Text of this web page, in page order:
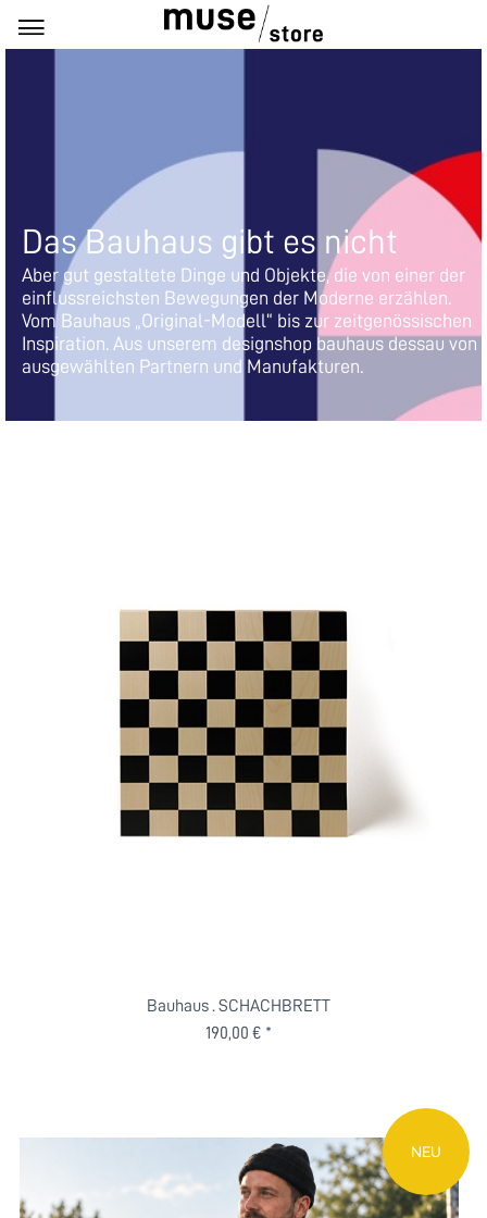
Das Bauhaus gibt es nicht
Aber gut gestaltete Dinge und Objekte, die von einer der
einflussreichsten Bewegungen der Moderne erzählen.
Vom Bauhaus „Original-Modell“ bis zur zeitgenössischen
Inspiration. Aus unserem designshop bauhaus dessau von
ausgewählten Partnern und Manufakturen.
Bauhaus . SCHACHBRETT
190,00 € *
NEU